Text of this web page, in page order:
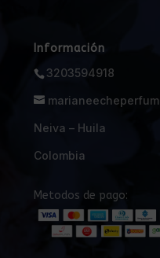
Información
3203594918
Neiva – Huila
Colombia
Metodos de pago: